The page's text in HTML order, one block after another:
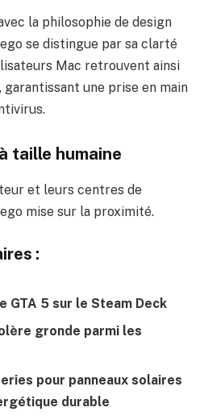
la philosophie de design
se distingue par sa clarté
Mac retrouvent ainsi
une prise en main
taille humaine
et leurs centres de
mise sur la proximité.
:
GTA 5 sur le Steam Deck
gronde parmi les
pour panneaux solaires
durable